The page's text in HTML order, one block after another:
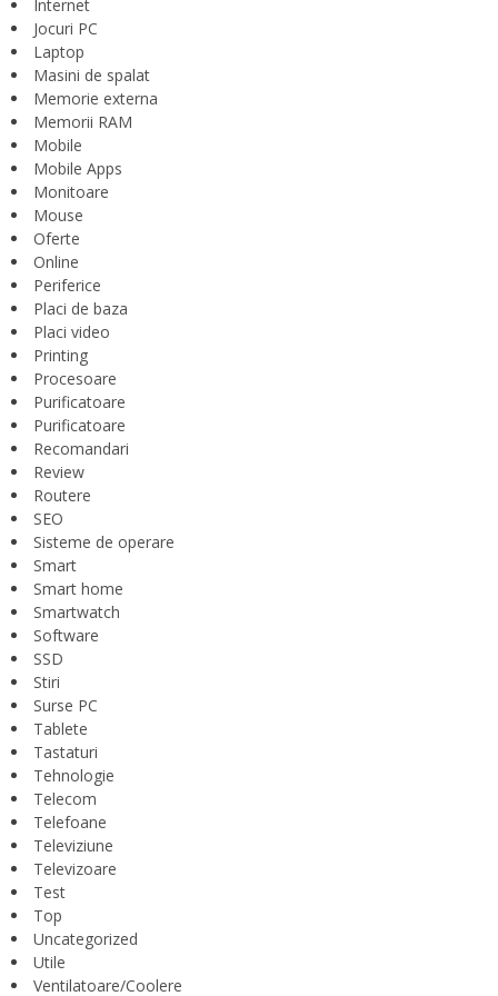
Internet
Jocuri PC
Laptop
Masini de spalat
Memorie externa
Memorii RAM
Mobile
Mobile Apps
Monitoare
Mouse
Oferte
Online
Periferice
Placi de baza
Placi video
Printing
Procesoare
Purificatoare
Purificatoare
Recomandari
Review
Routere
SEO
Sisteme de operare
Smart
Smart home
Smartwatch
Software
SSD
Stiri
Surse PC
Tablete
Tastaturi
Tehnologie
Telecom
Telefoane
Televiziune
Televizoare
Test
Top
Uncategorized
Utile
Ventilatoare/Coolere